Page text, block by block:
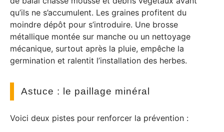
qu’ils ne s’accumulent. Les graines profitent du
moindre dépôt pour s’introduire. Une brosse
métallique montée sur manche ou un nettoyage
mécanique, surtout après la pluie, empêche la
germination et ralentit l’installation des herbes.
Astuce : le paillage minéral
Voici deux pistes pour renforcer la prévention :